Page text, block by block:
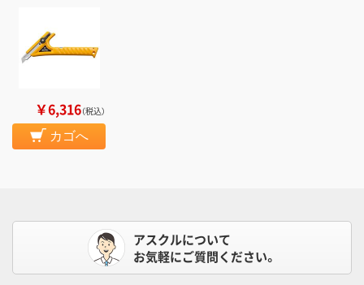
￥6,316（税込）
カゴへ
アスクルについて
お気軽にご質問ください。